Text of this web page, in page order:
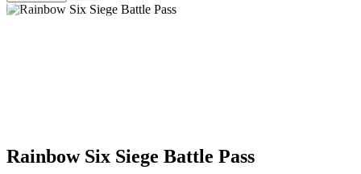
Rainbow Six Siege Battle Pass